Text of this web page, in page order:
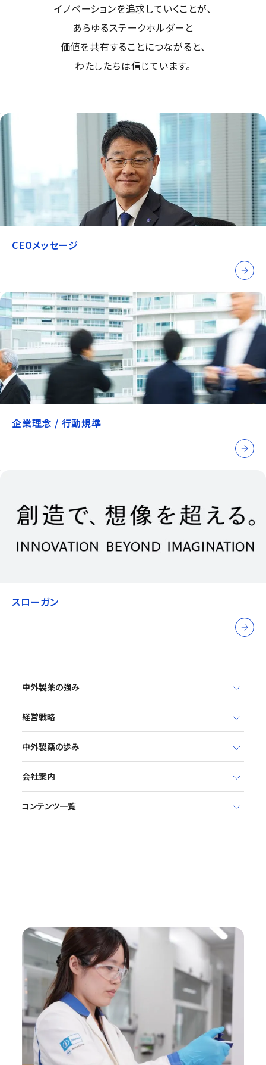
イノベーションを追求していくことが、
あらゆるステークホルダーと
価値を共有することにつながると、
わたしたちは信じています。
CEOメッセージ
企業理念 / 行動規準
スローガン
中外製薬の強み
経営戦略
中外製薬の歩み
会社案内
コンテンツ一覧